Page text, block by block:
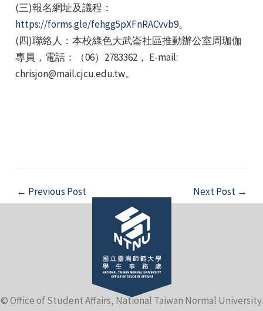
(三)報名網址及議程：
https://forms.gle/fehgg5pXFnRACvvb9。
(四)聯絡人：本校綠色大武崙社區推動辦公室周珈伽
專員，電話：（06）2783362， E-mail:
chrisjon@mail.cjcu.edu.tw。
Post
navigation
← Previous Post Next Post →
© Office of Student Affairs, National Taiwan Normal University.